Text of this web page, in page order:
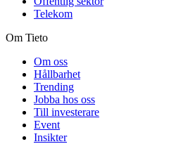
Telekom
Om Tieto
Om oss
Hållbarhet
Trending
Jobba hos oss
Till investerare
Event
Insikter